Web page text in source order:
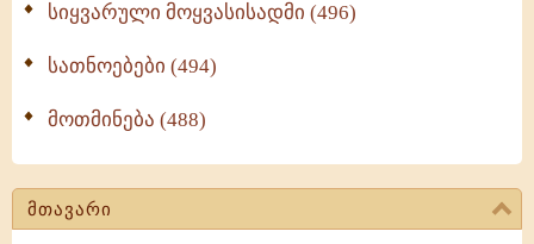
სიყვარული მოყვასისადმი (496)
სათნოებები (494)
მოთმინება (488)
მთავარი